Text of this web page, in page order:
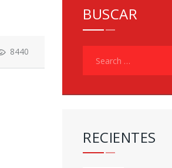
8440
BUSCAR
RECIENTES